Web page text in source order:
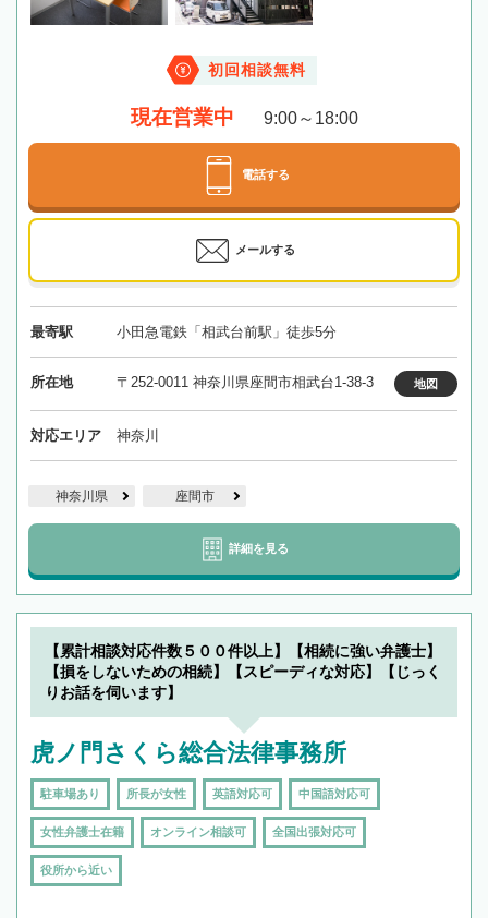
初回相談無料
現在営業中 9:00～18:00
電話する
メールする
最寄駅 小田急電鉄「相武台前駅」徒歩5分
所在地 〒252-0011 神奈川県座間市相武台1-38-3 地図
対応エリア 神奈川
神奈川県 座間市
詳細を見る
【累計相談対応件数５００件以上】【相続に強い弁護士】
【損をしないための相続】【スピーディな対応】【じっく
りお話を伺います】
虎ノ門さくら総合法律事務所
駐車場あり 所長が女性 英語対応可 中国語対応可
女性弁護士在籍 オンライン相談可 全国出張対応可
役所から近い